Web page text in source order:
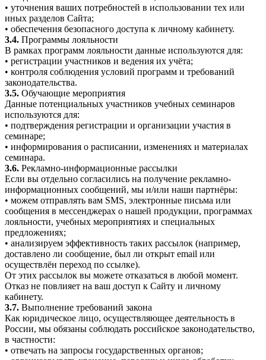
• уточнения ваших потребностей в использовании тех или
иных разделов Сайта;
• обеспечения безопасного доступа к личному кабинету.
3.4. Программы лояльности
В рамках программ лояльности данные используются для:
• регистрации участников и ведения их учёта;
• контроля соблюдения условий программ и требований
законодательства.
3.5. Обучающие мероприятия
Данные потенциальных участников учебных семинаров
используются для:
• подтверждения регистрации и организации участия в
семинаре;
• информирования о расписании, изменениях и материалах
семинара.
3.6. Рекламно-информационные рассылки
Если вы отдельно согласились на получение рекламно-
информационных сообщений, мы и/или наши партнёры:
• можем отправлять вам SMS, электронные письма или
сообщения в мессенджерах о нашей продукции, программах
лояльности, учебных мероприятиях и специальных
предложениях;
• анализируем эффективность таких рассылок (например,
доставлено ли сообщение, был ли открыт email или
осуществлён переход по ссылке).
От этих рассылок вы можете отказаться в любой момент.
Отказ не повлияет на ваш доступ к Сайту и личному
кабинету.
3.7. Выполнение требований закона
Как юридическое лицо, осуществляющее деятельность в
России, мы обязаны соблюдать российское законодательство,
в частности:
• отвечать на запросы государственных органов;